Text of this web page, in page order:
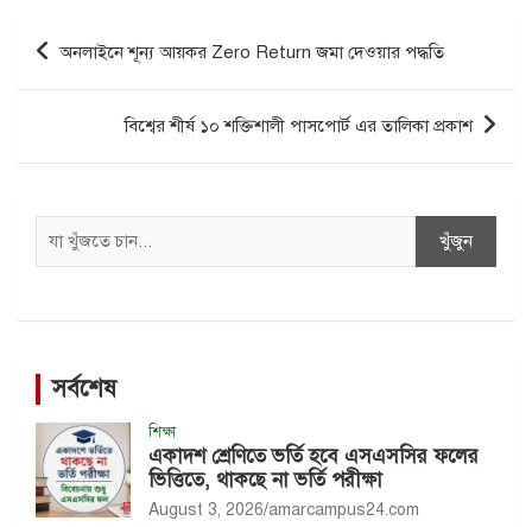
Post
navigation
অনলাইনে শূন্য আয়কর Zero Return জমা দেওয়ার পদ্ধতি
বিশ্বের শীর্ষ ১০ শক্তিশালী পাসপোর্ট এর তালিকা প্রকাশ
Search
খুঁজুন
সর্বশেষ
শিক্ষা
একাদশ শ্রেণিতে ভর্তি হবে এসএসসির ফলের
ভিত্তিতে, থাকছে না ভর্তি পরীক্ষা
August 3, 2026 amarcampus24.com